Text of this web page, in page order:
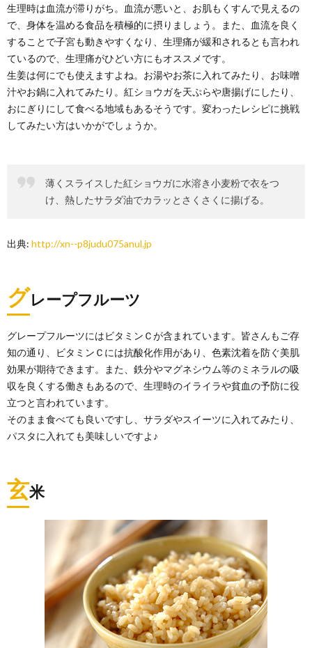
生理時は血流が滞りがち。血流が悪いと、お肌もくすんで見えるの
で、身体を温める食品を積極的に摂りましょう。また、血流を良く
することで子宮も動きやすくなり、生理痛が緩和されるとも言われ
ているので、生理痛がひどい方にもオススメです。
生姜は何にでも使えますよね。お湯やお茶に入れてみたり、お味噌
汁やお鍋に入れてみたり。紅ショウガを天ぷらや唐揚げにしたり、
おにぎりにして食べる地域もあるそうです。変わったレシピに挑戦
してみたい方はいかがでしょうか。
薄くスライスした紅ショウガに水溶き小麦粉で衣をつ
け、熱したサラダ油でカラッとさくさくに揚げる。
出典: http://xn--p8judu075anul.jp
グレープフルーツ
グレープフルーツにはビタミンＣが含まれています。皆さんもご存
知の通り、ビタミンＣには抗酸化作用があり、色素沈着を防ぐ美肌
効果が期待できます。また、鉄分やマグネシウム等のミネラルの吸
収を良くする働きもあるので、生理時のイライラや貧血の予防に役
立つと言われています。
そのまま食べても良いですし、サラダやスイーツに入れてみたり、
パスタに入れても美味しいですよ♪
玄米